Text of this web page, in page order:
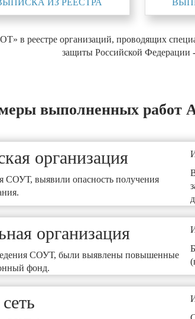
реестре организаций, проводящих
защиты Российской Федерации
выполненных
организация
СОУТ, выявили опасность получения
организация
СОУТ, были выявлены повышенные
фонд.